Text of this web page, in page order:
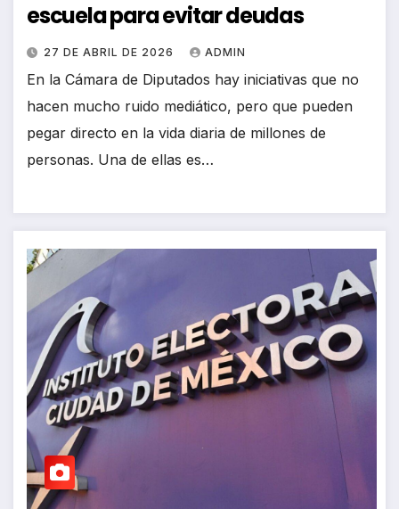
escuela para evitar deudas
27 DE ABRIL DE 2026 ADMIN
En la Cámara de Diputados hay iniciativas que no
hacen mucho ruido mediático, pero que pueden
pegar directo en la vida diaria de millones de
personas. Una de ellas es…